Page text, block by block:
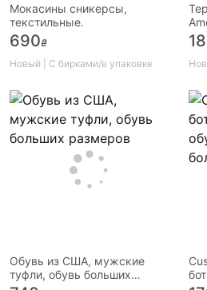
Мокасины сникерсы,
текстильные.
690₴
Новый | С бирками/в упаковке
Обувь из США, мужские
туфли, обувь больших